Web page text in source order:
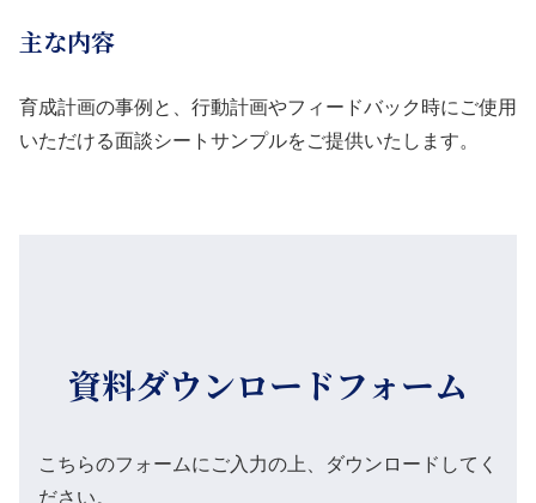
主な内容
育成計画の事例と、行動計画やフィードバック時にご使用
いただける面談シートサンプルをご提供いたします。
資料ダウンロードフォーム
こちらのフォームにご入力の上、ダウンロードしてく
ださい。